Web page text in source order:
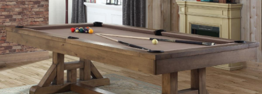
€ 3.309,99 Op voorraad
Aanpasbare opties:
Heeft u graag dat wij de tafel bij u installeren op het gelijkvloers?*